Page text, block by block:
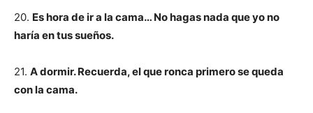
20. Es hora de ir a la cama… No hagas nada que yo no
haría en tus sueños.
21. A dormir. Recuerda, el que ronca primero se queda
con la cama.